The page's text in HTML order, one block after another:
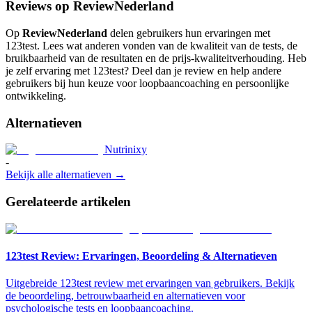
Reviews op ReviewNederland
Op ReviewNederland delen gebruikers hun ervaringen met
123test. Lees wat anderen vonden van de kwaliteit van de tests, de
bruikbaarheid van de resultaten en de prijs-kwaliteitverhouding. Heb
je zelf ervaring met 123test? Deel dan je review en help andere
gebruikers bij hun keuze voor loopbaancoaching en persoonlijke
ontwikkeling.
Alternatieven
Nutrinixy
-
Bekijk alle alternatieven →
Gerelateerde artikelen
123test Review: Ervaringen, Beoordeling & Alternatieven
Uitgebreide 123test review met ervaringen van gebruikers. Bekijk
de beoordeling, betrouwbaarheid en alternatieven voor
psychologische tests en loopbaancoaching.